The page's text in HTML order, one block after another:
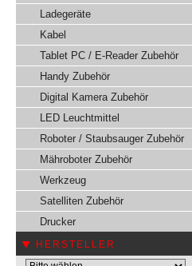
Ladegeräte
Kabel
Tablet PC / E-Reader Zubehör
Handy Zubehör
Digital Kamera Zubehör
LED Leuchtmittel
Roboter / Staubsauger Zubehör
Mähroboter Zubehör
Werkzeug
Satelliten Zubehör
Drucker
HERSTELLER